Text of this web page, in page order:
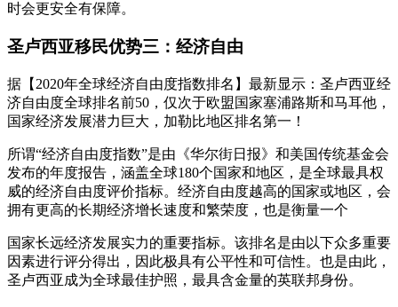
时会更安全有保障。
圣卢西亚移民优势三：经济自由
据【2020年全球经济自由度指数排名】最新显示：圣卢西亚经
济自由度全球排名前50，仅次于欧盟国家塞浦路斯和马耳他，
国家经济发展潜力巨大，加勒比地区排名第一！
所谓“经济自由度指数”是由《华尔街日报》和美国传统基金会
发布的年度报告，涵盖全球180个国家和地区，是全球最具权
威的经济自由度评价指标。经济自由度越高的国家或地区，会
拥有更高的长期经济增长速度和繁荣度，也是衡量一个
国家长远经济发展实力的重要指标。该排名是由以下众多重要
因素进行评分得出，因此极具有公平性和可信性。也是由此，
圣卢西亚成为全球最佳护照，最具含金量的英联邦身份。